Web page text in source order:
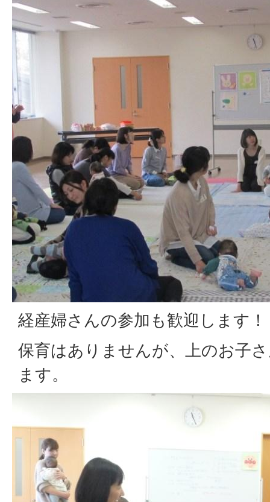
経産婦さんの参加も歓迎します！
保育はありませんが、上のお子
ます。